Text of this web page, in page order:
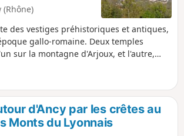
(Rhône)
des vestiges préhistoriques et antiques,
gallo-romaine. Deux temples
sur la montagne d'Arjoux, et l'autre,
près d'ici vers le XVe siècle.
d'Ancy par les crêtes au
Monts du Lyonnais